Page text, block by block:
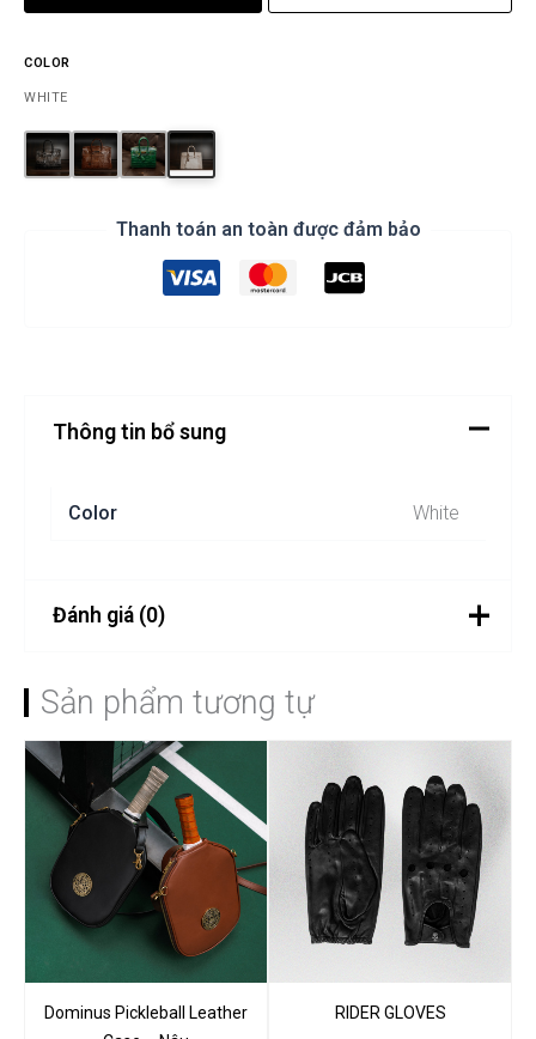
COLOR
WHITE
Thanh toán an toàn được đảm bảo
Thông tin bổ sung
Color White
Đánh giá (0)
Chưa có đánh giá nào.
Hãy là người đầu tiên nhận
xét “Santos Birkin Crocodile
Leather – Trắng”
Bạn phảiđăng nhậpđể gửi đánh giá.
Sản phẩm tương tự
Dominus Pickleball Leather
RIDER GLOVES